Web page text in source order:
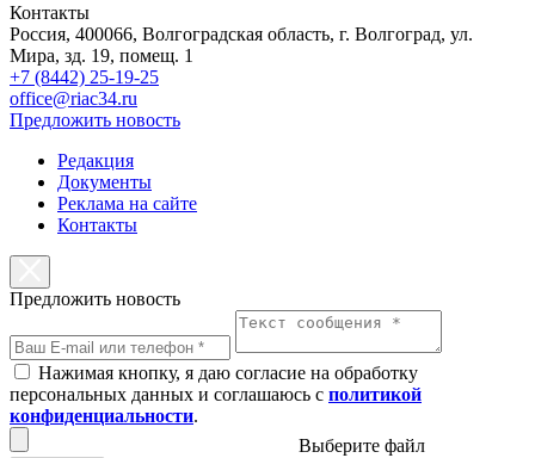
Контакты
Россия, 400066, Волгоградская область, г. Волгоград, ул.
Мира, зд. 19, помещ. 1
+7 (8442) 25-19-25
office@riac34.ru
Предложить новость
Редакция
Документы
Реклама на сайте
Контакты
Предложить новость
Нажимая кнопку, я даю согласие на обработку
персональных данных и соглашаюсь с политикой
конфиденциальности.
Выберите файл